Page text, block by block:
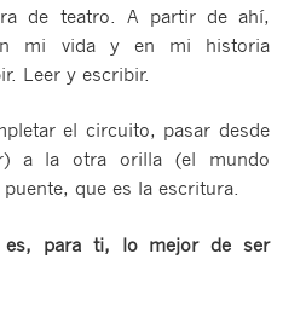
de teatro. A partir de ahí,
mi vida y en mi historia
Leer y escribir.
el circuito, pasar desde
a la otra orilla (el mundo
que es la escritura.
es, para ti, lo mejor de ser